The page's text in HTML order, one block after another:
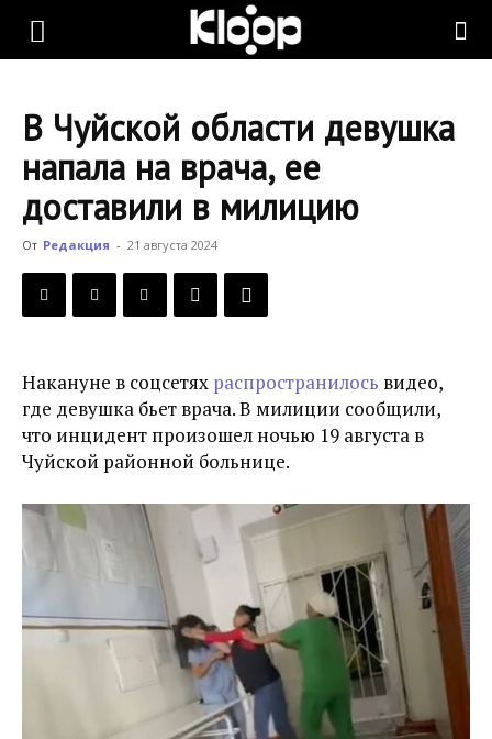
KLOOP.KG
Новости
Кыргызстана
В Чуйской области девушка
напала на врача, ее
доставили в милицию
От Редакция - 21 августа 2024
Накануне в соцсетях распространилось видео,
где девушка бьет врача. В милиции сообщили,
что инцидент произошел ночью 19 августа в
Чуйской районной больнице.